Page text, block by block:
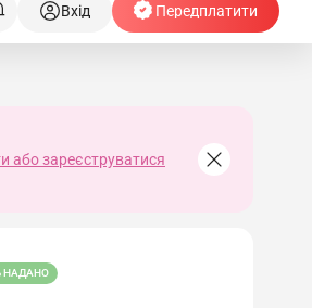
Вхід Передплатити
або зареєструватися
НАДАНО